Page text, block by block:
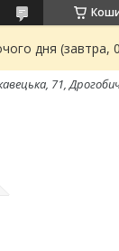
дня (завтра,
71,